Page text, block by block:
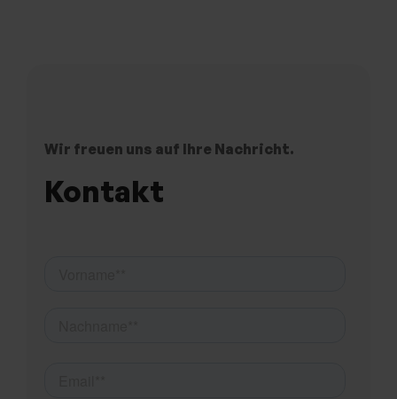
Wir freuen uns auf Ihre Nachricht.
Kontakt